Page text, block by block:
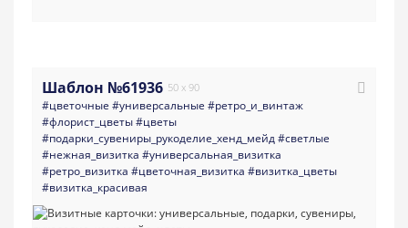
Шаблон №61936 50 x 90
#цветочные #универсальные #ретро_и_винтаж
#флорист_цветы#цветы
#подарки_сувениры_рукоделие_хенд_мейд#светлые
#нежная_визитка #универсальная_визитка
#ретро_визитка #цветочная_визитка #визитка_цветы
#визитка_красивая